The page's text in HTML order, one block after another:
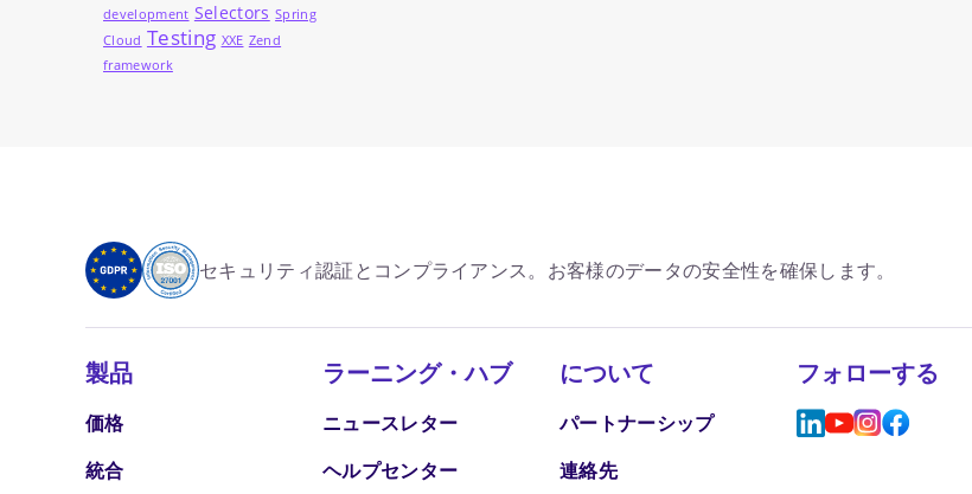
development Selectors Spring
Cloud Testing XXE Zend
framework
セキュリティ認証とコンプライアンス。お客様のデータの安全性を確保します。
製品
価格
統合
ラーニング・ハブ
ニュースレター
ヘルプセンター
について
パートナーシップ
連絡先
フォローする